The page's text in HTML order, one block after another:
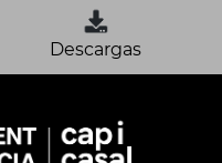
Descargas